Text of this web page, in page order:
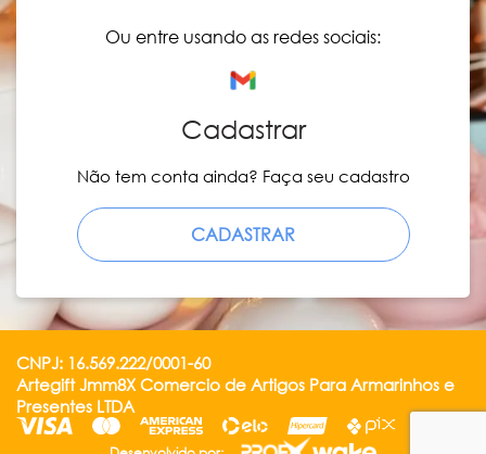
Ou entre usando as redes sociais:
Cadastrar
Não tem conta ainda? Faça seu cadastro
CADASTRAR
CNPJ: 16.569.222/0001-60
Artegift Jmm8X Comercio de Artigos Para Armarinhos e
Presentes LTDA